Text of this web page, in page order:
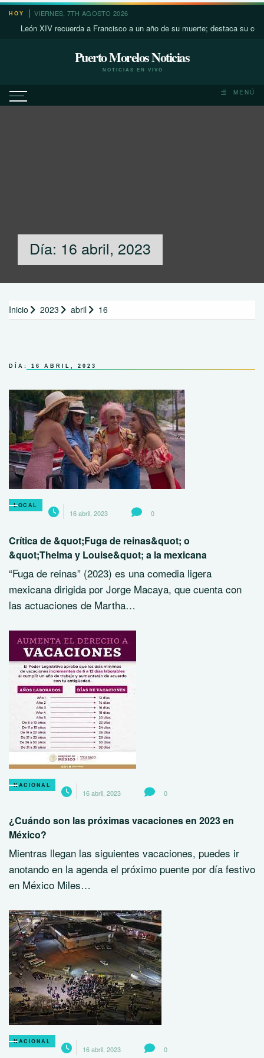
Saltar
contenido
HOY VIERNES, 7TH AGOSTO 2026
León XIV recuerda a Francisco a un año de su muerte; destaca su
Puerto Morelos Noticias
NOTICIAS EN VIVO
MENÚ
Día: 16 abril, 2023
Inicio 2023 abril 16
DÍA: 16 ABRIL, 2023
LOCAL
16 abril, 2023 0
Crítica de &quot;Fuga de reinas&quot; o
&quot;Thelma y Louise&quot; a la mexicana
“Fuga de reinas” (2023) es una comedia ligera
mexicana dirigida por Jorge Macaya, que cuenta con
las actuaciones de Martha…
NACIONAL
16 abril, 2023 0
¿Cuándo son las próximas vacaciones en 2023 en
México?
Mientras llegan las siguientes vacaciones, puedes ir
anotando en la agenda el próximo puente por día festivo
en México Miles…
NACIONAL
16 abril, 2023 0